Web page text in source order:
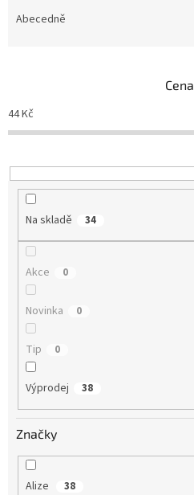
o
d
k
t
Abecedně
Cena
44Kč
Na skladě 34
Akce 0
Novinka 0
Tip 0
Výprodej 38
Značky
Alize 38